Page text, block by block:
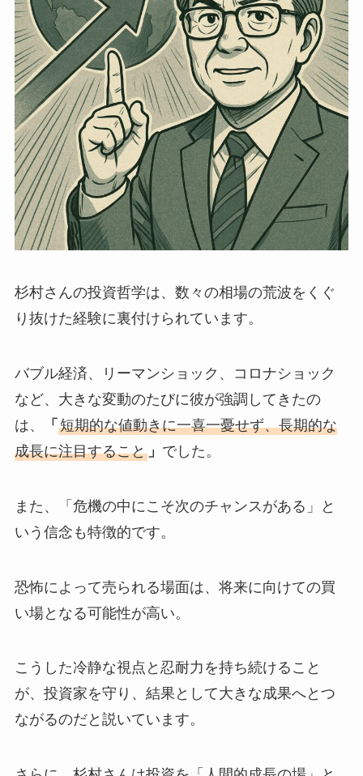
杉村さんの投資哲学は、数々の相場の荒波をくぐ
り抜けた経験に裏付けられています。
バブル経済、リーマンショック、コロナショック
など、大きな変動のたびに彼が強調してきたの
は、
「 短期的な値動きに一喜一憂せず、長期的な
成長に注目すること」 でした。
また、「危機の中にこそ次のチャンスがある」と
いう信念も特徴的です。
恐怖によって売られる場面は、将来に向けての買
い場となる可能性が高い。
こうした冷静な視点と忍耐力を持ち続けること
が、投資家を守り、結果として大きな成果へとつ
ながるのだと説いています。